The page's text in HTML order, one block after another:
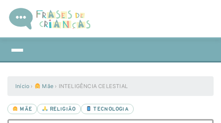
Início › Mãe › INTELIGÊNCIA CELESTIAL
MÃE RELIGIÃO TECNOLOGIA